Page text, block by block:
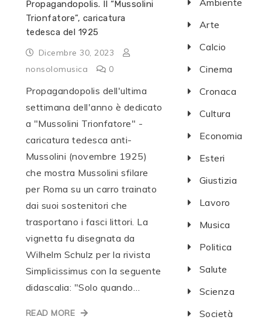
Propagandopolis. Il “Mussolini
Trionfatore”, caricatura
tedesca del 1925
Dicembre 30, 2023
nonsolomusica
0
Propagandopolis dell'ultima
settimana dell'anno è dedicato
a "Mussolini Trionfatore" -
caricatura tedesca anti-
Mussolini (novembre 1925)
che mostra Mussolini sfilare
per Roma su un carro trainato
dai suoi sostenitori che
trasportano i fasci littori. La
vignetta fu disegnata da
Wilhelm Schulz per la rivista
Simplicissimus con la seguente
didascalia: "Solo quando…
READ MORE
Ambiente
Arte
Calcio
Cinema
Cronaca
Cultura
Economia
Esteri
Giustizia
Lavoro
Musica
Politica
Salute
Scienza
Società